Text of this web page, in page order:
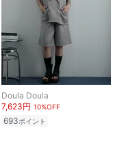
Doula Doula
7,623円 10%OFF
693ポイント